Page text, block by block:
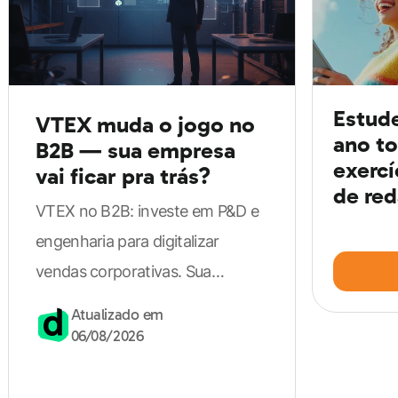
cursinhos pré-vestibular, que muitas vezes são
online, abordam as principais questões dos
vestibulares anteriores. Entretanto, oferecem uma
Escolhido o tipo de cursinho, é hora de
avaliar se ele é
. Você pode investigar o número de
e histórico da instituição.
Vale, ainda, perguntar a ex-alunos sobre sua
VTEX muda o jogo no
B2B — sua empresa
vai ficar pra trás?
VTEX no B2B: investe em P&D e
engenharia para digitalizar
vendas corporativas. Sua
competitiva.
Atualizado em
06/08/2026
ano
de